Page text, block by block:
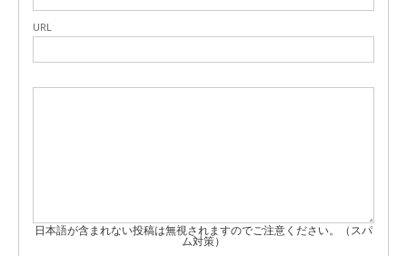
URL
日本語が含まれない投稿は無視されますのでご注意ください。（スパ
ム対策）